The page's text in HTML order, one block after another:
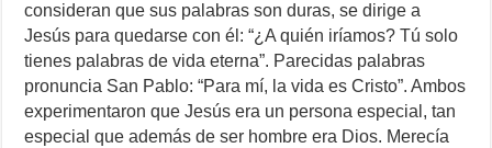
consideran que sus palabras son duras, se dirige a
Jesús para quedarse con él: “¿A quién iríamos? Tú solo
tienes palabras de vida eterna”. Parecidas palabras
pronuncia San Pablo: “Para mí, la vida es Cristo”. Ambos
experimentaron que Jesús era un persona especial, tan
especial que además de ser hombre era Dios. Merecía